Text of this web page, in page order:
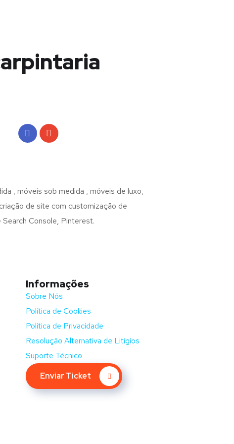
, móveis sob medida , móveis de luxo,
de site com customização de
Console, Pinterest.
Informações
Sobre Nós
Política de Cookies
Política de Privacidade
Resolução Alternativa de Litígios
Suporte Técnico
Enviar Ticket